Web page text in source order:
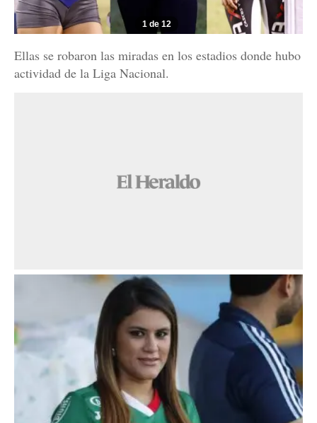
1 de 12
Ellas se robaron las miradas en los estadios donde hubo
actividad de la Liga Nacional.